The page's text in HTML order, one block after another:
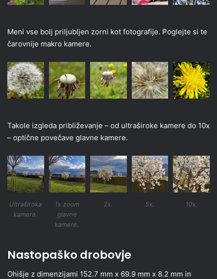
Meni vse bolj priljubljen zorni kot fotografije. Poglejte si te
čarovnije makro kamere.
Takole izgleda približevanje – od ultraširoke kamere do 10x
– optične povečave glavne kamere.
Ultraširoka
kamera.
1x zoom
glavne
kamere.
2x. 5x. 10x.
Nastopaško drobovje
Ohišje z dimenzijami 152.7 mm x 69.9 mm x 8.2 mm in